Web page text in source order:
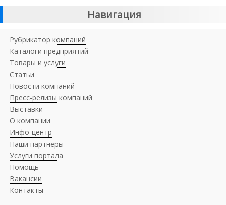
Навигация
Рубрикатор компаний
Каталоги предприятий
Товары и услуги
Статьи
Новости компаний
Пресс-релизы компаний
Выставки
О компании
Инфо-центр
Наши партнеры
Услуги портала
Помощь
Вакансии
Контакты